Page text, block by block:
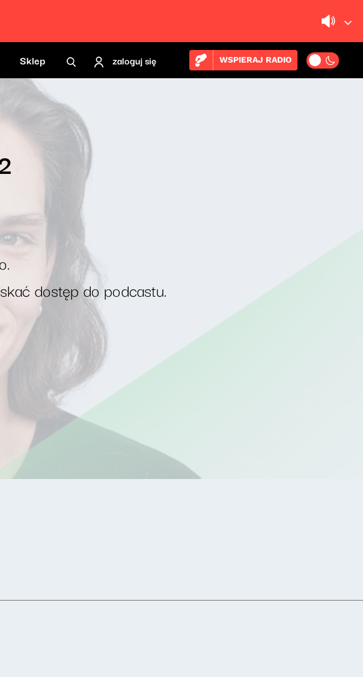
Sklep zaloguj się WSPIERAJ RADIO
dostęp do podcastu.